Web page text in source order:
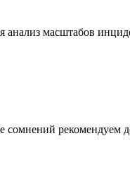
анализ масштабов
рекомендуем